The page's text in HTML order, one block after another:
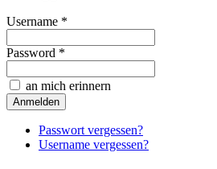
Username *
Password *
an mich erinnern
Passwort vergessen?
Username vergessen?